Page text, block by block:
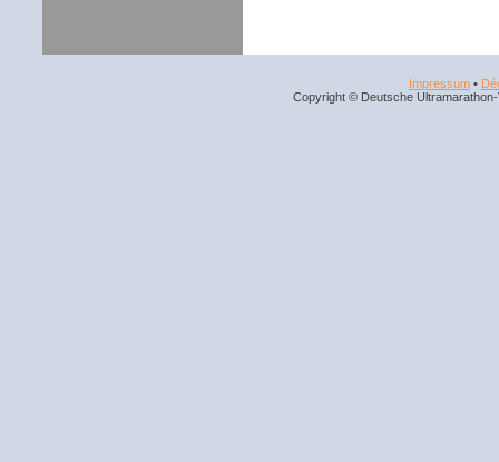
Impressum •
Copyright © Deutsche